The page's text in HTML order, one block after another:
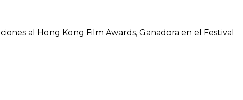
al Hong Kong Film Awards, Ganadora en el Festival